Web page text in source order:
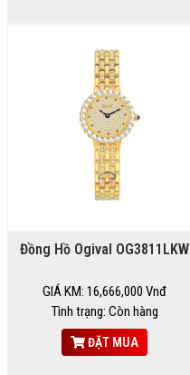
Đồng Hồ Ogival OG3811LKW
GIÁ KM: 16,666,000 Vnđ
Tình trạng: Còn hàng
ĐẶT MUA